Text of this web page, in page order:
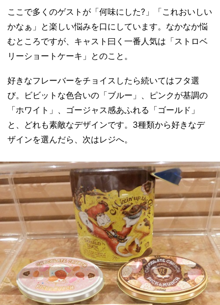
ここで多くのゲストが「何味にした?」「これおいしい
かなぁ」と楽しい悩みを口にしています。なかなか悩
むところですが、キャスト曰く一番人気は「ストロベ
リーショートケーキ」とのこと。
好きなフレーバーをチョイスしたら続いてはフタ選
び。ビビットな色合いの「ブルー」、ピンクが基調の
「ホワイト」、ゴージャス感あふれる「ゴールド」
と、どれも素敵なデザインです。3種類から好きなデ
ザインを選んだら、次はレジへ。